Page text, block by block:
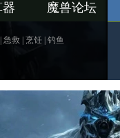
魔兽论坛
急救 烹饪 钓鱼